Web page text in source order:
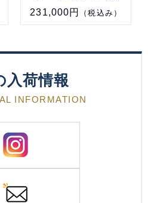
231,000円
（税込み）
入荷情報
INFORMATION